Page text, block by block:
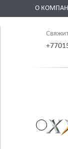
О